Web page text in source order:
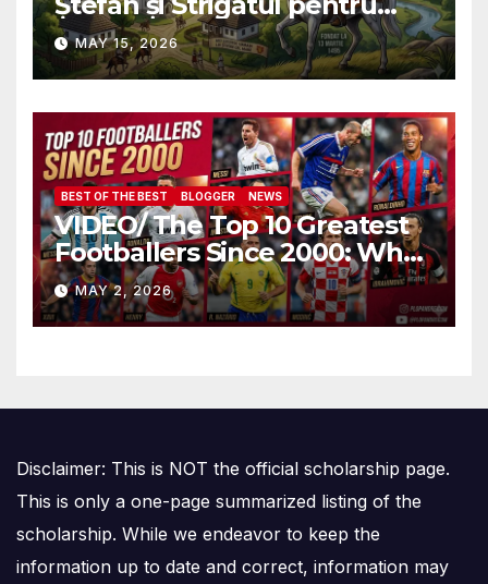
Demnitate în Fața
Amalgamării
MAY 15, 2026
BEST OF THE BEST BLOGGER NEWS
VIDEO/ The Top 10 Greatest
Footballers Since 2000: Who
Is Number One
MAY 2, 2026
Disclaimer: This is NOT the official scholarship page.
This is only a one-page summarized listing of the
scholarship. While we endeavor to keep the
information up to date and correct, information may